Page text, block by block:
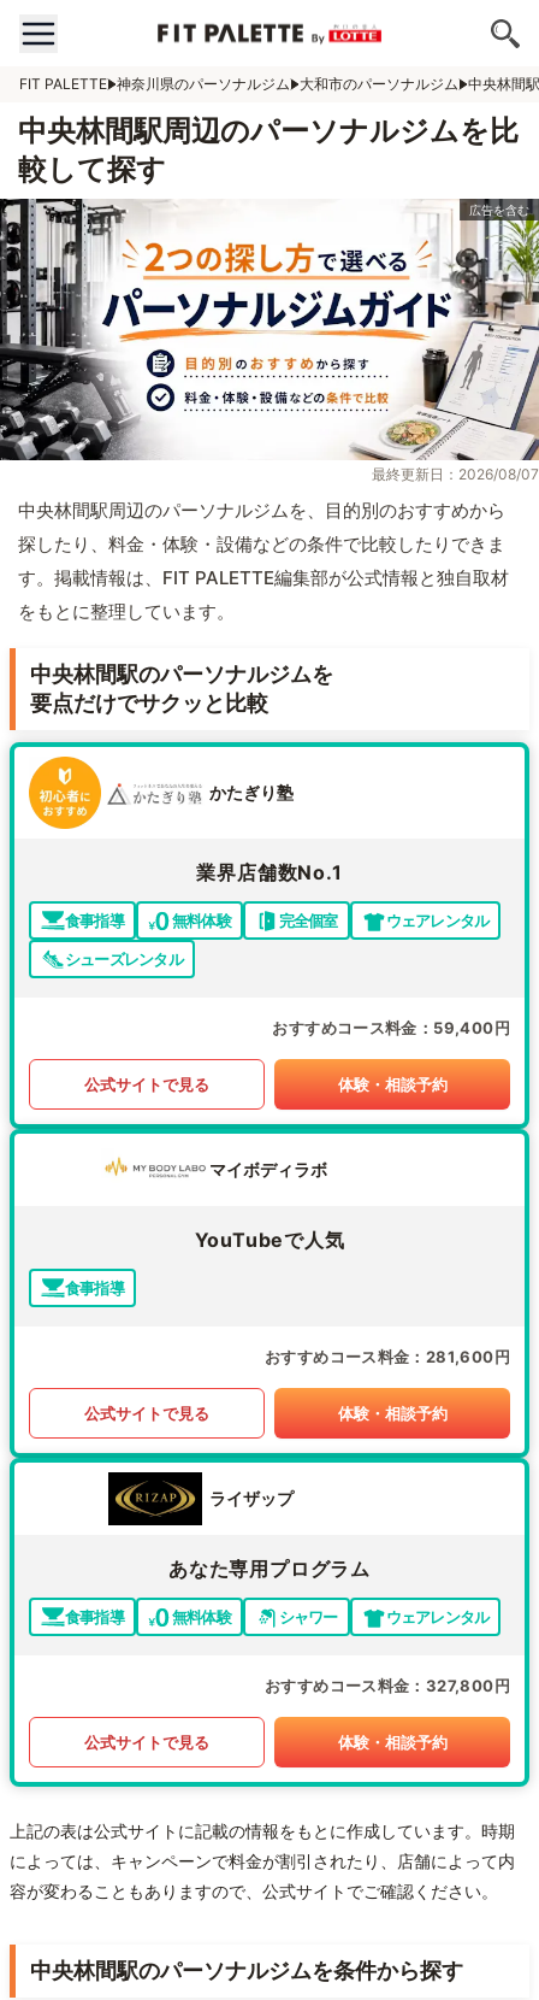
FIT PALETTE 神奈川県のパーソナルジム 大和市のパーソナルジム 中央林間
中央林間駅周辺のパーソナルジムを比
較して探す
最終更新日：2026/08/07
中央林間駅周辺のパーソナルジムを、目的別のおすすめから
探したり、料金・体験・設備などの条件で比較したりできま
す。掲載情報は、FIT PALETTE編集部が公式情報と独自取材
をもとに整理しています。
中央林間駅のパーソナルジムを
要点だけでサクッと比較
かたぎり塾
業界店舗数No.1
食事指導 無料体験 完全個室
ウェアレンタル
シューズレンタル
おすすめコース料金 59,400円
公式サイトで見る 体験・相談予約
マイボディラボ
YouTubeで人気
食事指導
おすすめコース料金 281,600円
公式サイトで見る 体験・相談予約
ライザップ
あなた専用プログラム
食事指導 無料体験 シャワー ウェアレンタル
おすすめコース料金 327,800円
公式サイトで見る 体験・相談予約
上記の表は公式サイトに記載の情報をもとに作成しています。時期
によっては、キャンペーンで料金が割引されたり、店舗によって内
容が変わることもありますので、公式サイトでご確認ください。
中央林間駅のパーソナルジムを条件から探す